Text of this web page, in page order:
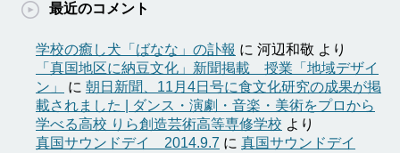
最近のコメント
学校の癒し犬「ばなな」の訃報 に 河辺和敬 より
「真国地区に納豆文化」新聞掲載 授業「地域デザイ
ン」
に 朝日新聞、11月4日号に食文化研究の成果が掲
載されました | ダンス・演劇・音楽・美術をプロから
学べる高校 りら創造芸術高等専修学校 より
真国サウンドデイ 2014.9.7 に 真国サウンドデイ